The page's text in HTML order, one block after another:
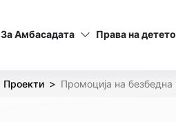
За Амбасадата Права на детето
Проекти Промоција на